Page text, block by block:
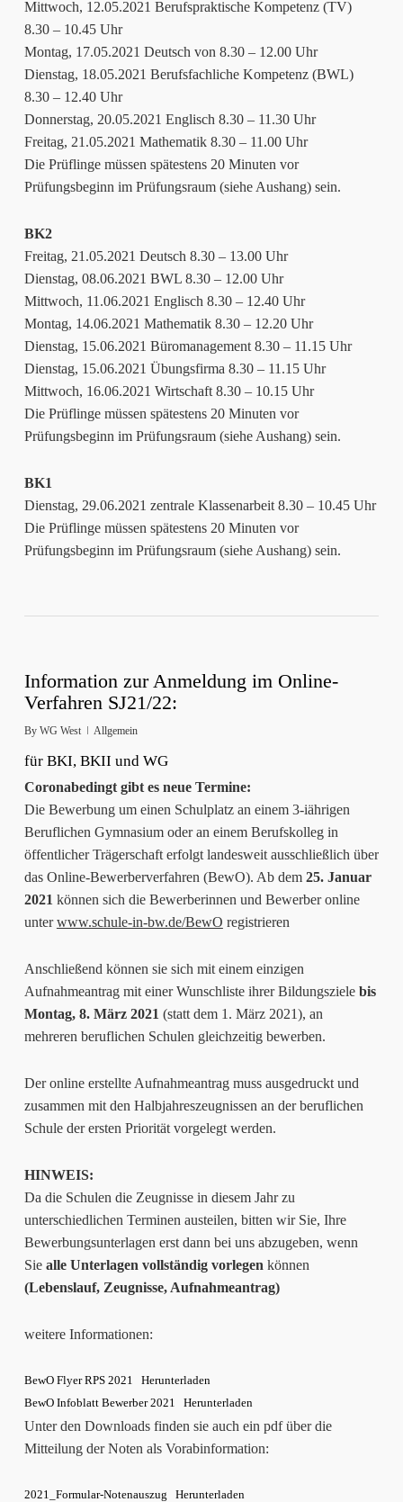
Mittwoch, 12.05.2021 Berufspraktische Kompetenz (TV)
8.30 – 10.45 Uhr
Montag, 17.05.2021 Deutsch von 8.30 – 12.00 Uhr
Dienstag, 18.05.2021 Berufsfachliche Kompetenz (BWL)
8.30 – 12.40 Uhr
Donnerstag, 20.05.2021 Englisch 8.30 – 11.30 Uhr
Freitag, 21.05.2021 Mathematik 8.30 – 11.00 Uhr
Die Prüflinge müssen spätestens 20 Minuten vor
Prüfungsbeginn im Prüfungsraum (siehe Aushang) sein.
BK2
Freitag, 21.05.2021 Deutsch 8.30 – 13.00 Uhr
Dienstag, 08.06.2021 BWL 8.30 – 12.00 Uhr
Mittwoch, 11.06.2021 Englisch 8.30 – 12.40 Uhr
Montag, 14.06.2021 Mathematik 8.30 – 12.20 Uhr
Dienstag, 15.06.2021 Büromanagement 8.30 – 11.15 Uhr
Dienstag, 15.06.2021 Übungsfirma 8.30 – 11.15 Uhr
Mittwoch, 16.06.2021 Wirtschaft 8.30 – 10.15 Uhr
Die Prüflinge müssen spätestens 20 Minuten vor
Prüfungsbeginn im Prüfungsraum (siehe Aushang) sein.
BK1
Dienstag, 29.06.2021 zentrale Klassenarbeit 8.30 – 10.45 Uhr
Die Prüflinge müssen spätestens 20 Minuten vor
Prüfungsbeginn im Prüfungsraum (siehe Aushang) sein.
Information zur Anmeldung im Online-
Verfahren SJ21/22:
By WG West Allgemein
für BKI, BKII und WG
Coronabedingt gibt es neue Termine:
Die Bewerbung um einen Schulplatz an einem 3-iährigen
Beruflichen Gymnasium oder an einem Berufskolleg in
öffentlicher Trägerschaft erfolgt landesweit ausschließlich über
das Online-Bewerberverfahren (BewO). Ab dem 25. Januar
2021 können sich die Bewerberinnen und Bewerber online
unterwww.schule-in-bw.de/BewO registrieren
Anschließend können sie sich mit einem einzigen
Aufnahmeantrag mit einer Wunschliste ihrer Bildungsziele bis
Montag, 8. März 2021 (statt dem 1. März 2021), an
mehreren beruflichen Schulen gleichzeitig bewerben.
Der online erstellte Aufnahmeantrag muss ausgedruckt und
zusammen mit den Halbjahreszeugnissen an der beruflichen
Schule der ersten Priorität vorgelegt werden.
HINWEIS:
Da die Schulen die Zeugnisse in diesem Jahr zu
unterschiedlichen Terminen austeilen, bitten wir Sie, Ihre
Bewerbungsunterlagen erst dann bei uns abzugeben, wenn
Sie alle Unterlagen vollständig vorlegen können
(Lebenslauf, Zeugnisse, Aufnahmeantrag)
weitere Informationen:
BewO Flyer RPS 2021
Herunterladen
BewO Infoblatt Bewerber 2021
Herunterladen
Unter den Downloads finden sie auch ein pdf über die
Mitteilung der Noten als Vorabinformation:
2021_Formular-Notenauszug Herunterladen